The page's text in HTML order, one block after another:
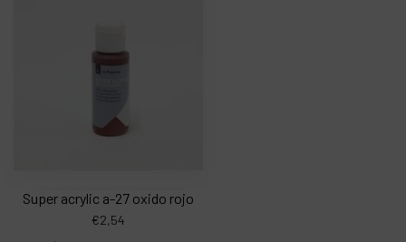
Super acrylic a-27 oxido rojo
€2,54